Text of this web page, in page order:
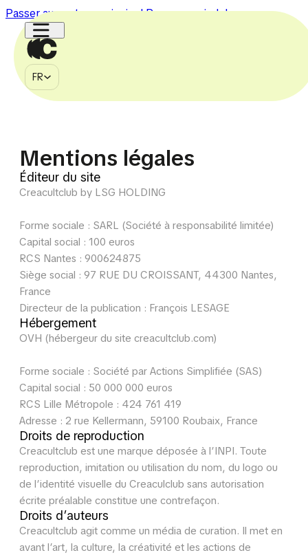
Passer au contenu principalPasser au pied de page
FR
FR
MÉDIA
À PROPOS
Mentions légales
Éditeur du site
Creacultclub by LSG HOLDING
Forme sociale : SARL (Société à responsabilité limitée)
Capital social : 100 euros
RCS Nantes : 900624875
Siège social : 97 RUE DU CROISSANT, 44300 Nantes,
France
Directeur de la publication : François LESAGE
Hébergement
OVH (hébergeur du site creacultclub.com)
Forme sociale : Société par Actions Simplifiée (SAS)
Capital social : 50 000 000 euros
RCS Lille Métropole : 424 761 419
Adresse : 2 rue Kellermann, 59100 Roubaix, France
Droits de reproduction
Creacultclub est une marque déposée à l’INPI. Toute
reproduction, imitation ou utilisation du nom, du logo ou
de l’identité visuelle du Creaculclub sans autorisation
écrite préalable constitue une contrefaçon.
Droits d’auteurs
Creacultclub agit comme un média de curation. Il met en
avant l’art, la culture, la créativité et les actions de